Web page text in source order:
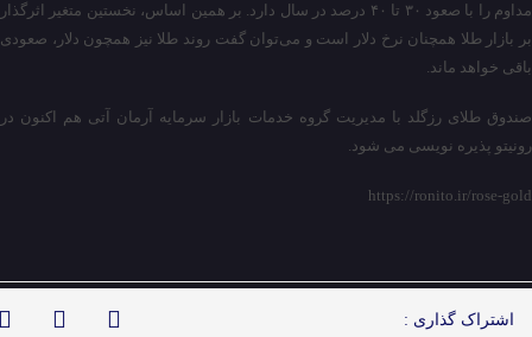
مداوم را با صعود ۳۰ تا ۴۰ درصد در سال دارد. بر همین اساس، نخستین متغیر اثرگذار
بر بازار طلا همچنان نرخ دلار است و می‌توان گفت روند طلا نیز همچون دلار، صعودی
باقی خواهد ماند.
صندوق طلای رزگلد با مدیریت گروه خدمات بازار سرمایه آرمان آتی هم اکنون در
رونیتو پذیره نویسی می شود.
https://ronito.ir/rose-gold
اشتراک گذاری :